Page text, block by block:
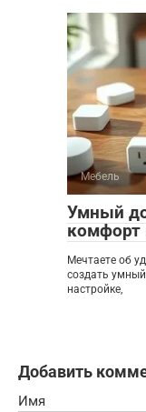
Мебель
Умный
комфорт
Мечтаете об
создать
настройке,
Добавить
Имя